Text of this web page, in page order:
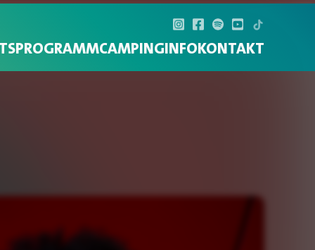
PROGRAMMCAMPINGINFOKONTAKT